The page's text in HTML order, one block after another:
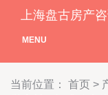
上海盘古房产
MENU
当前位置： 首页 >